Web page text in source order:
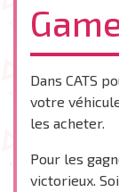
Dans CATS
votre
les acheter.
Pour les
victorieux.